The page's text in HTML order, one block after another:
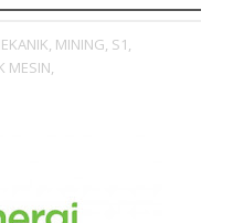
MINING, S1,
MESIN,